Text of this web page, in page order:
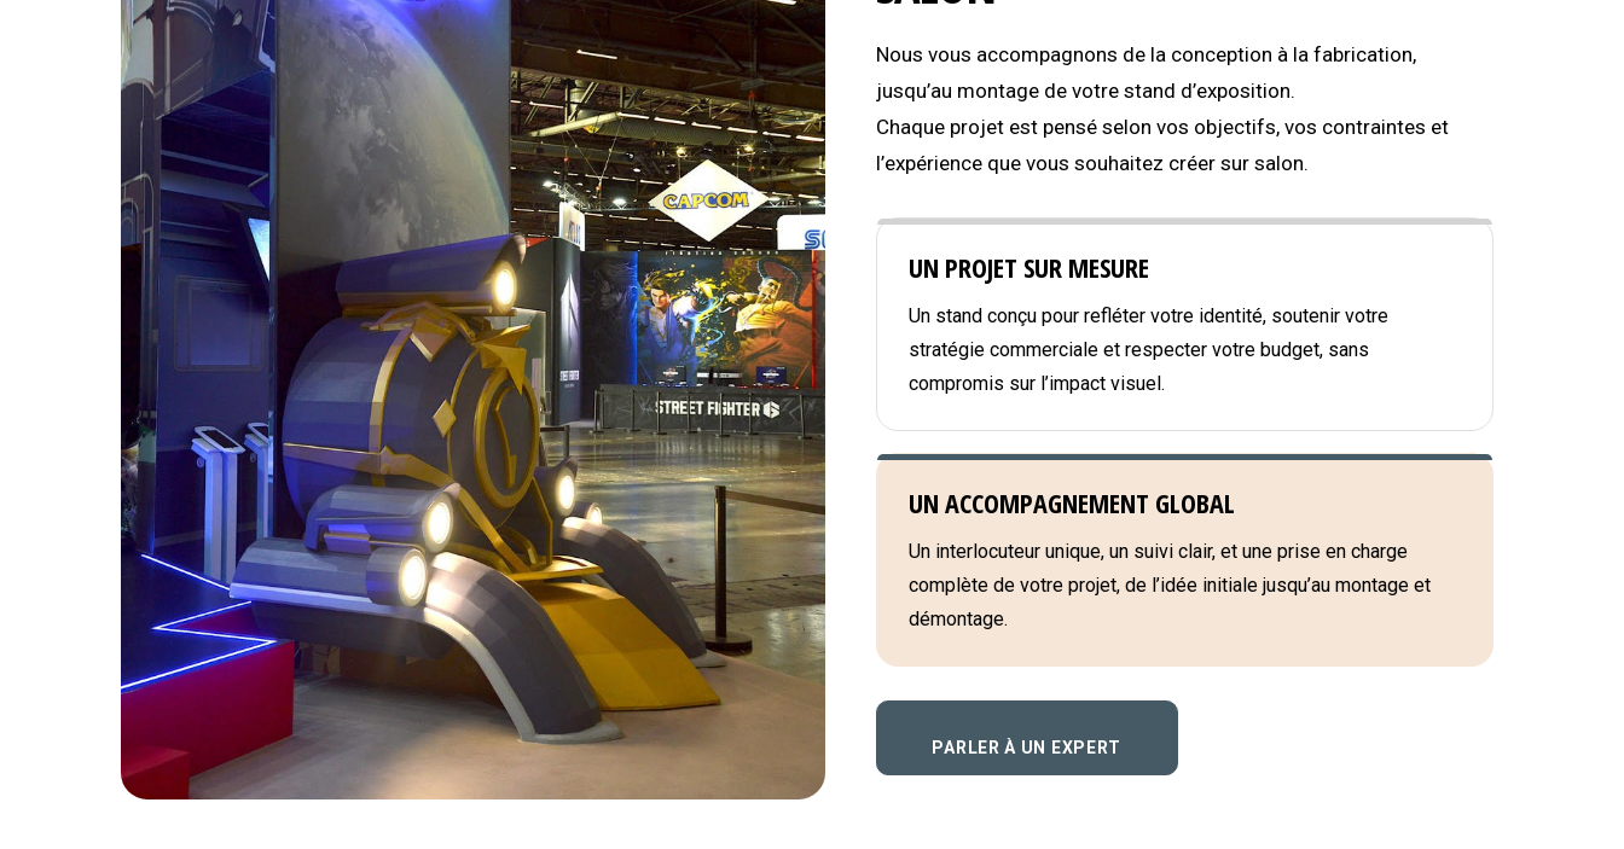
Nous vous accompagnons de la conception à la fabrication,
jusqu’au montage de votre stand d’exposition.
Chaque projet est pensé selon vos objectifs, vos contraintes et
l’expérience que vous souhaitez créer sur salon.
UN PROJET SUR MESURE
Un stand conçu pour refléter votre identité, soutenir votre
stratégie commerciale et respecter votre budget, sans
compromis sur l’impact visuel.
UN ACCOMPAGNEMENT GLOBAL
Un interlocuteur unique, un suivi clair, et une prise en charge
complète de votre projet, de l’idée initiale jusqu’au montage et
démontage.
PARLER À UN EXPERT